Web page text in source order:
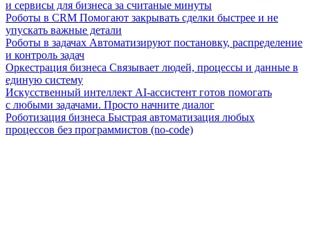
и сервисы для бизнеса за считаные минуты
Роботы в CRM Помогают закрывать сделки быстрее и не
упускать важные детали
Роботы в задачах Автоматизируют постановку, распределение
и контроль задач
Оркестрация бизнеса Связывает людей, процессы и данные в
единую систему
Искусственный интеллект AI-ассистент готов помогать
с любыми задачами. Просто начните диалог
Роботизация бизнеса Быстрая автоматизация любых
процессов без программистов (no-code)